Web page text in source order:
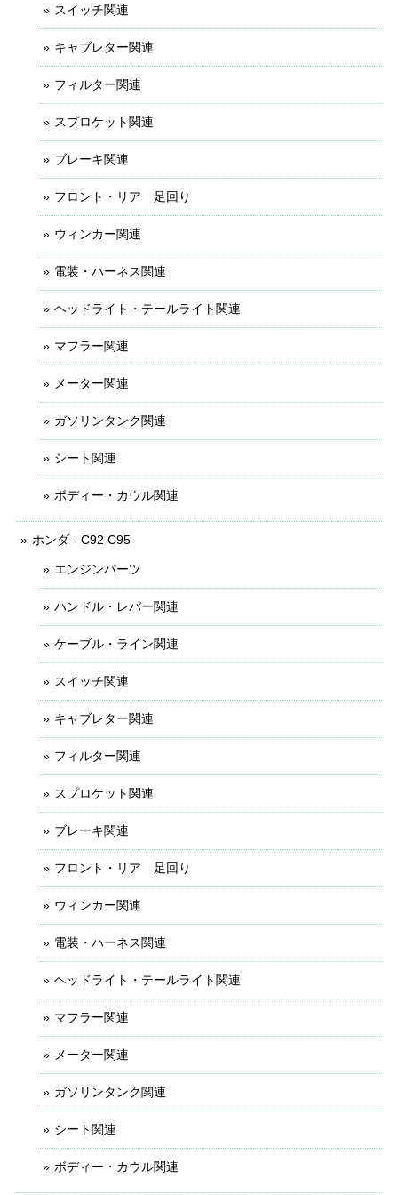
スイッチ関連
キャブレター関連
フィルター関連
スプロケット関連
ブレーキ関連
フロント・リア 足回り
ウィンカー関連
電装・ハーネス関連
ヘッドライト・テールライト関連
マフラー関連
メーター関連
ガソリンタンク関連
シート関連
ボディー・カウル関連
ホンダ - C92 C95
エンジンパーツ
ハンドル・レバー関連
ケーブル・ライン関連
スイッチ関連
キャブレター関連
フィルター関連
スプロケット関連
ブレーキ関連
フロント・リア 足回り
ウィンカー関連
電装・ハーネス関連
ヘッドライト・テールライト関連
マフラー関連
メーター関連
ガソリンタンク関連
シート関連
ボディー・カウル関連